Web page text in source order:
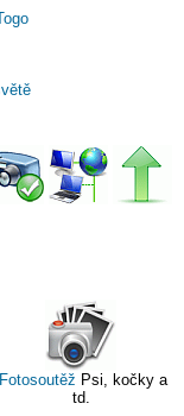
Fotosoutěž Psi, kočky a
td.